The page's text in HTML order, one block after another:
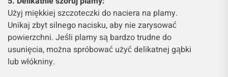
Użyj miękkiej szczoteczki do naciera na plamy.
Unikaj zbyt silnego nacisku, aby nie zarysować
powierzchni. Jeśli plamy są bardzo trudne do
usunięcia, można spróbować użyć delikatnej gąbki
lub włókniny.